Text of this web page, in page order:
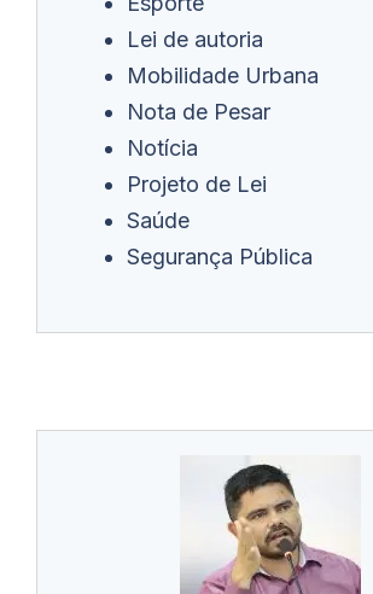
Lei de autoria
Mobilidade Urbana
Nota de Pesar
Notícia
Projeto de Lei
Saúde
Segurança Pública